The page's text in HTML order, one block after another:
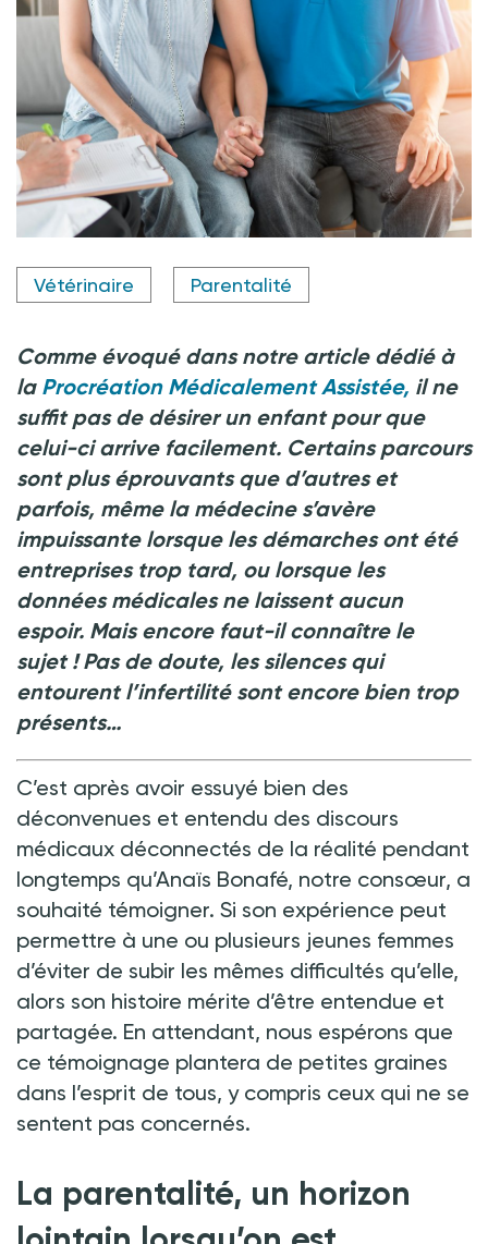
Crédit photo @ Chinnapong - stock.adobe.com
Vétérinaire Parentalité
Comme évoqué dans notre article dédié à
la Procréation Médicalement Assistée, il ne
suffit pas de désirer un enfant pour que
celui-ci arrive facilement. Certains parcours
sont plus éprouvants que d’autres et
parfois, même la médecine s’avère
impuissante lorsque les démarches ont été
entreprises trop tard, ou lorsque les
données médicales ne laissent aucun
espoir. Mais encore faut-il connaître le
sujet ! Pas de doute, les silences qui
entourent l’infertilité sont encore bien trop
présents…
C’est après avoir essuyé bien des
déconvenues et entendu des discours
médicaux déconnectés de la réalité pendant
longtemps qu’Anaïs Bonafé, notre consœur, a
souhaité témoigner. Si son expérience peut
permettre à une ou plusieurs jeunes femmes
d’éviter de subir les mêmes difficultés qu’elle,
alors son histoire mérite d’être entendue et
partagée. En attendant, nous espérons que
ce témoignage plantera de petites graines
dans l’esprit de tous, y compris ceux qui ne se
sentent pas concernés.
La parentalité, un horizon